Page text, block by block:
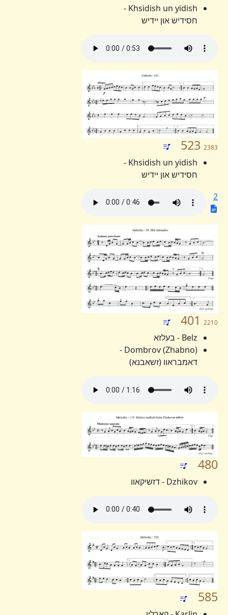
Khsidish un yidish -
חסידיש און יידיש
523 2383
Khsidish un yidish -
חסידיש און יידיש
401 2210
Belz - בעלזא
Dombrov (Zhabno) -
דאמבראוו (זשאבנא)
480
Dzhikov - דזשיקאוו
585